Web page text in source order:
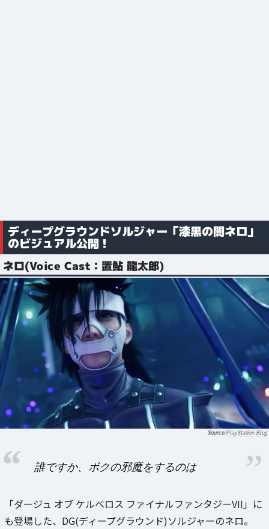
ディープグラウンドソルジャー「漆黒の闇ネロ」
のビジュアル公開！
ネロ(Voice Cast：置鮎 龍太郎)
PlayStation.Blog
誰ですか、ボクの邪魔をするのは
「ダージュ オブ ケルベロス ファイナルファンタジーVII」に
も登場した、DG(ディープグラウンド)ソルジャーのネロ。